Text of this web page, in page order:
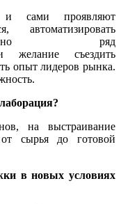
и сами проявляют
автоматизировать
ряд
желание съездить
опыт лидеров рынка.
на выстраивание
сырья до готовой
в новых условиях